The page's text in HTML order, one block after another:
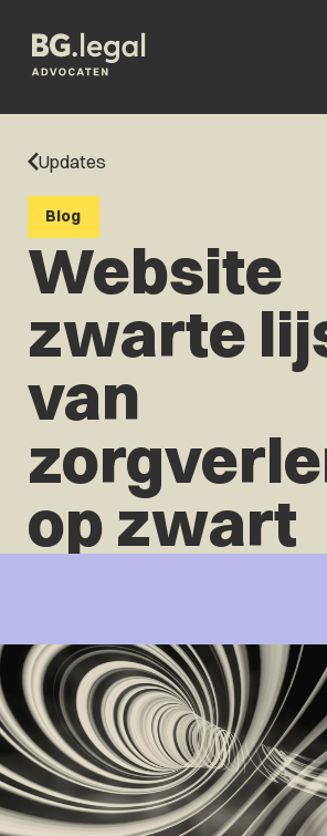
Updates
Blog
Website
zwarte
van
op zwart